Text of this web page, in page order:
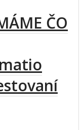
ČO